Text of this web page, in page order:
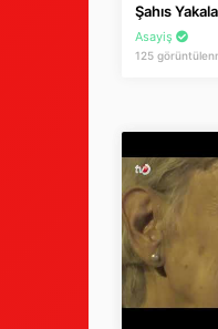
Şahıs
Asayiş
125